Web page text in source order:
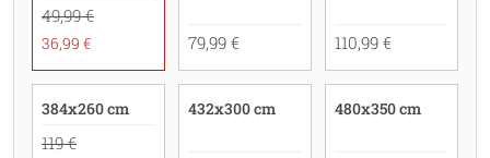
49,99 €
36,99 € 79,99 € 110,99 €
384x260 cm
119 €
432x300 cm 480x350 cm